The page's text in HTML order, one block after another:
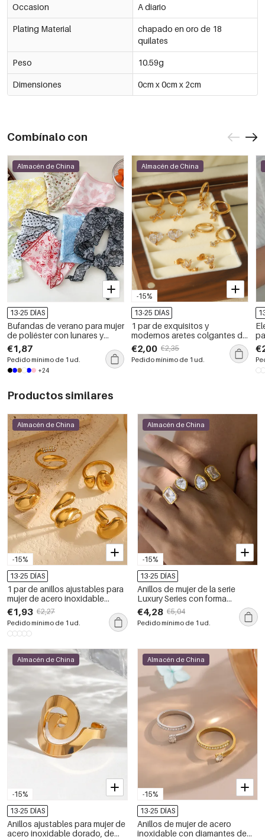
Occasion A diario
Plating Material
chapado en oro de 18
quilates
Peso 10.59g
Dimensiones 0cm x 0cm x 2cm
Combínalo con
Almacén de China
13-25 DÍAS
Bufandas de verano para mujer
de poliéster con lunares y
flores de verano
€1,87
Pedido mínimo de 1 ud.
+24
-15%
Almacén de China
13-25 DÍAS
1 par de exquisitos y
modernos aretes colgantes de
flores de diamantes de acero
inoxidable chapados en oro
de para uso diario de mujer.
€2,00 €2,35
Pedido mínimo de 1 ud.
Productos similares
-15%
Almacén de China
13-25 DÍAS
1 par de anillos ajustables para
mujer de acero inoxidable
chapado en oro de 18 quilates
con diseño geométrico simple.
€1,93 €2,27
Pedido mínimo de 1 ud.
-15%
Almacén de China
13-25 DÍAS
Anillos de mujer de la serie
Luxury Series con forma
geométrica simple, de acero
inoxidable, resistentes al agua y
con circonitas color oro.
€4,28 €5,04
Pedido mínimo de 1 ud.
-15%
Almacén de China
13-25 DÍAS
Anillos ajustables para mujer de
acero inoxidable dorado, de
-15%
Almacén de China
13-25 DÍAS
Anillos de mujer de acero
inoxidable con diamantes de